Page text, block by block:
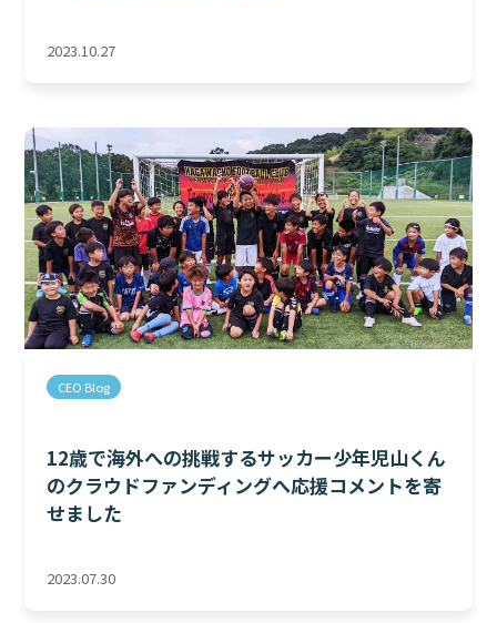
2023.10.27
CEO Blog
12歳で海外への挑戦するサッカー少年児山くん
のクラウドファンディングへ応援コメントを寄
せました
2023.07.30